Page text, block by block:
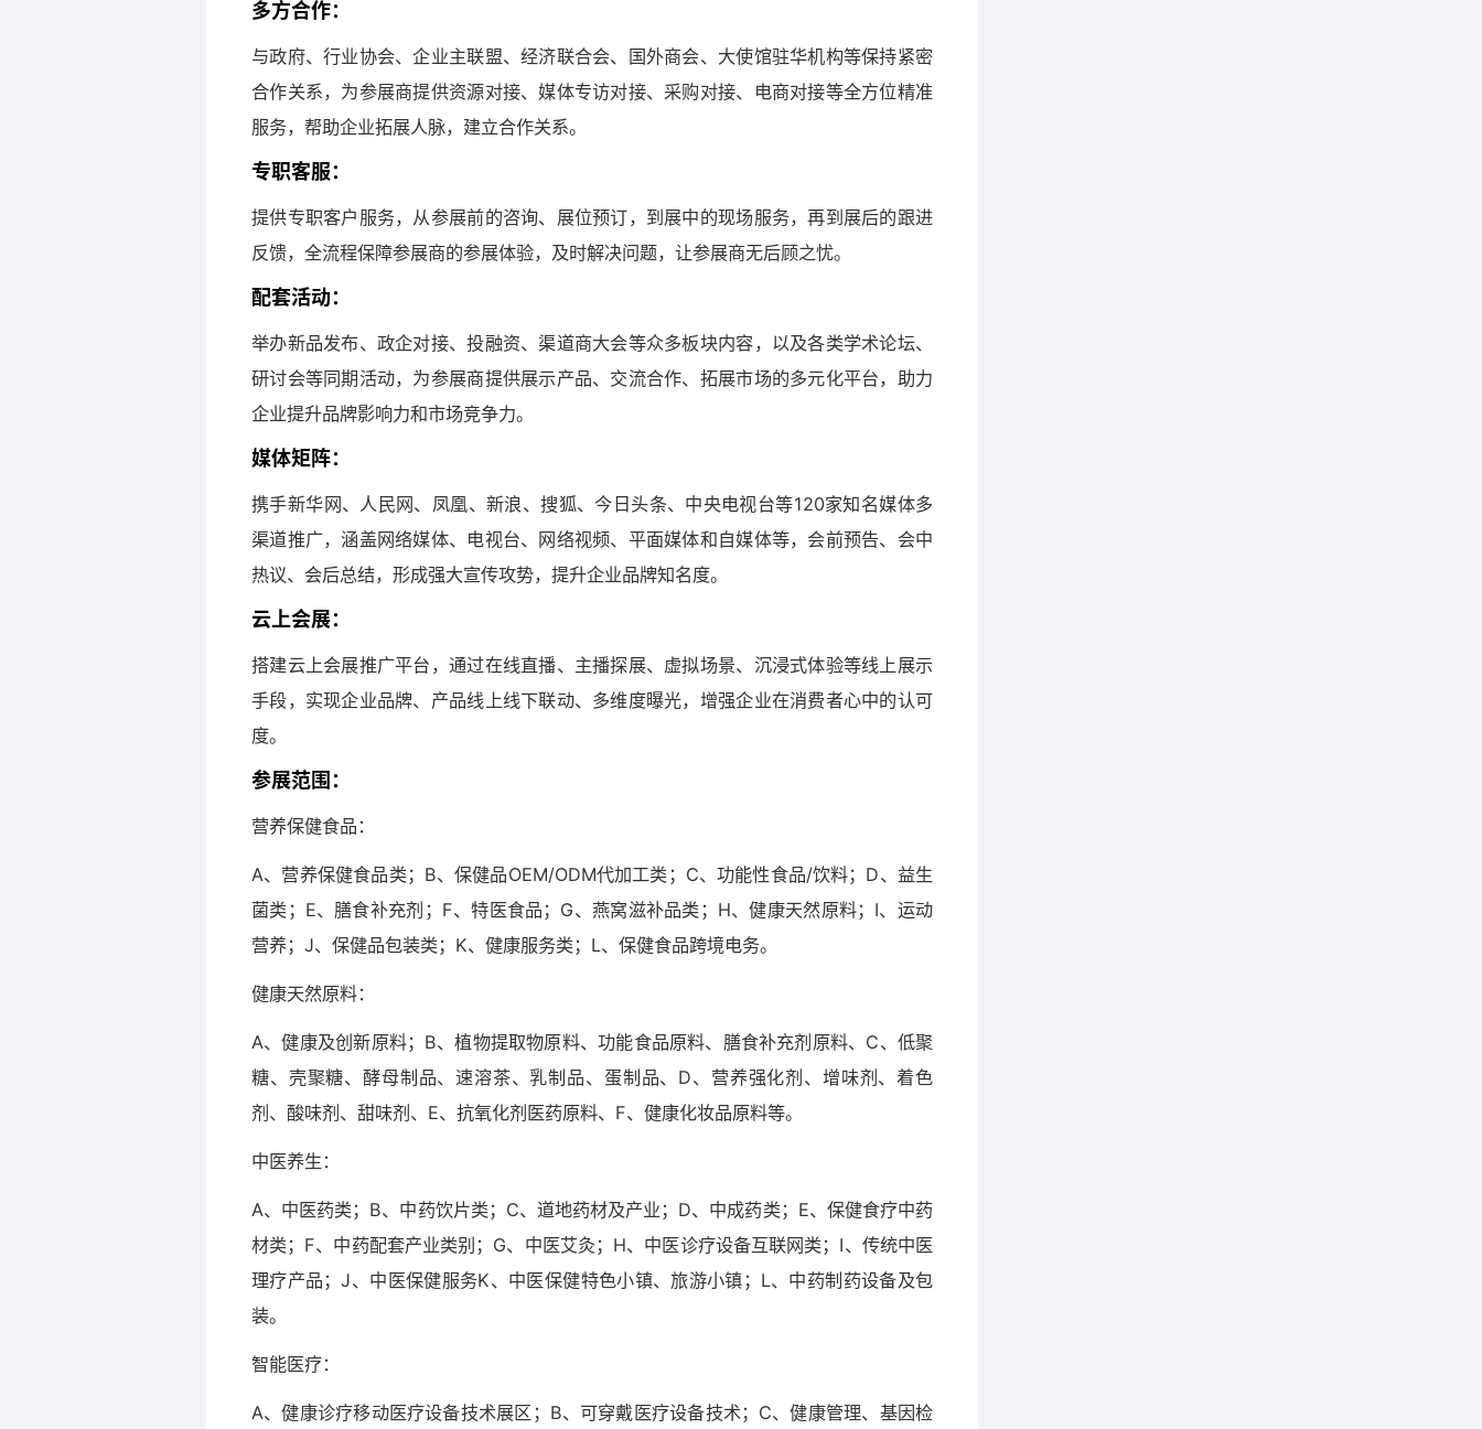
多方合作：
与政府、行业协会、企业主联盟、经济联合会、国外商会、大使馆驻华机构等保持紧密
合作关系，为参展商提供资源对接、媒体专访对接、采购对接、电商对接等全方位精准
服务，帮助企业拓展人脉，建立合作关系。
专职客服：
提供专职客户服务，从参展前的咨询、展位预订，到展中的现场服务，再到展后的跟进
反馈，全流程保障参展商的参展体验，及时解决问题，让参展商无后顾之忧。
配套活动：
举办新品发布、政企对接、投融资、渠道商大会等众多板块内容，以及各类学术论坛、
研讨会等同期活动，为参展商提供展示产品、交流合作、拓展市场的多元化平台，助力
企业提升品牌影响力和市场竞争力。
媒体矩阵：
携手新华网、人民网、凤凰、新浪、搜狐、今日头条、中央电视台等120家知名媒体多
渠道推广，涵盖网络媒体、电视台、网络视频、平面媒体和自媒体等，会前预告、会中
热议、会后总结，形成强大宣传攻势，提升企业品牌知名度。
云上会展：
搭建云上会展推广平台，通过在线直播、主播探展、虚拟场景、沉浸式体验等线上展示
手段，实现企业品牌、产品线上线下联动、多维度曝光，增强企业在消费者心中的认可
度。
参展范围：
营养保健食品：
A、营养保健食品类；B、保健品OEM/ODM代加工类；C、功能性食品/饮料；D、益生
菌类；E、膳食补充剂；F、特医食品；G、燕窝滋补品类；H、健康天然原料；I、运动
营养；J、保健品包装类；K、健康服务类；L、保健食品跨境电务。
健康天然原料：
A、健康及创新原料；B、植物提取物原料、功能食品原料、膳食补充剂原料、C、低聚
糖、壳聚糖、酵母制品、速溶茶、乳制品、蛋制品、D、营养强化剂、增味剂、着色
剂、酸味剂、甜味剂、E、抗氧化剂医药原料、F、健康化妆品原料等。
中医养生：
A、中医药类；B、中药饮片类；C、道地药材及产业；D、中成药类；E、保健食疗中药
材类；F、中药配套产业类别；G、中医艾灸；H、中医诊疗设备互联网类；I、传统中医
理疗产品；J、中医保健服务K、中医保健特色小镇、旅游小镇；L、中药制药设备及包
装。
智能医疗：
A、健康诊疗移动医疗设备技术展区；B、可穿戴医疗设备技术；C、健康管理、基因检